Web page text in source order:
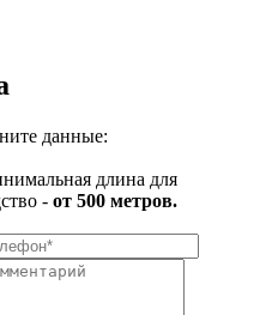
данные:
длина для
- от 500 метров.